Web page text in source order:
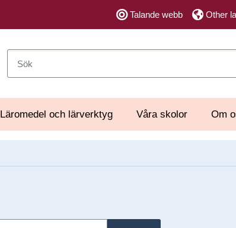
Talande webb Other
Läromedel och lärverktyg Våra skolor Om